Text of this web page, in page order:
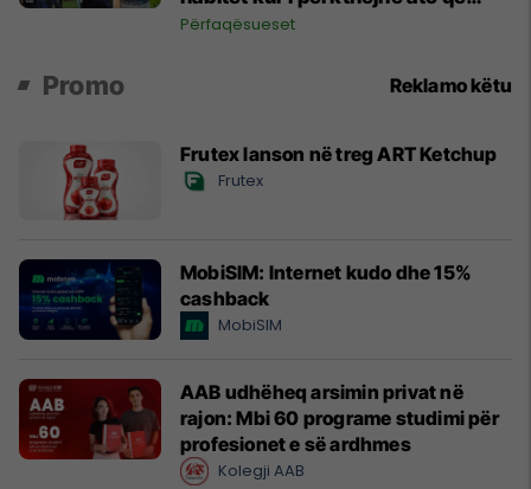
shkruan
Përfaqësueset
Promo Reklamo këtu
Frutex lanson në treg ART Ketchup
Frutex
MobiSIM: Internet kudo dhe 15%
cashback
MobiSIM
AAB udhëheq arsimin privat në
rajon: Mbi 60 programe studimi për
profesionet e së ardhmes
Kolegji AAB